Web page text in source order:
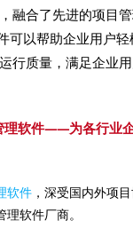
融合了先进的项目
可以帮助企业用户轻
行质量，满足企业
软件——为各行业
软件 ，深受国内外项
软件厂商。